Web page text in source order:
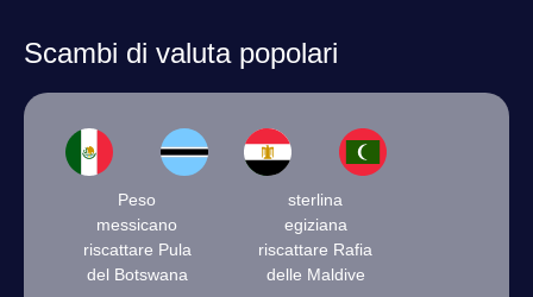
Scambi di valuta popolari
Peso
messicano
riscattare Pula
del Botswana
sterlina
egiziana
riscattare Rafia
delle Maldive